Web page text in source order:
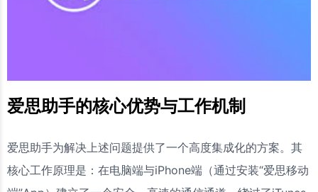
爱思助手的核心优势与工作机制
爱思助手为解决上述问题提供了一个高度集成化的方案。其
核心工作原理是：在电脑端与iPhone端（通过安装“爱思移动